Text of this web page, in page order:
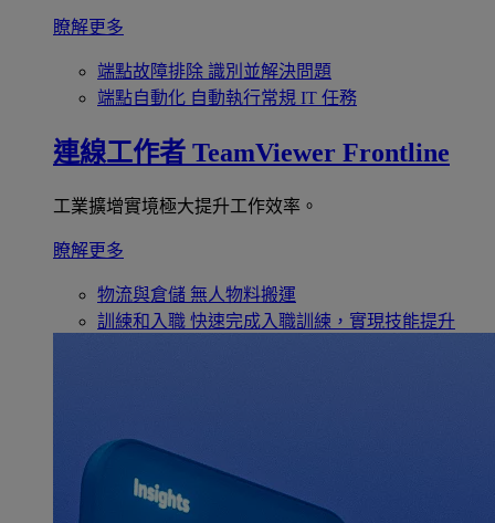
瞭解更多
端點故障排除 識別並解決問題
端點自動化 自動執行常規 IT 任務
連線工作者 TeamViewer Frontline
工業擴增實境極大提升工作效率。
瞭解更多
物流與倉儲 無人物料搬運
訓練和入職 快速完成入職訓練，實現技能提升